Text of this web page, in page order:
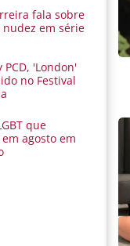
fala sobre
nudez em série
PCD, 'London'
no Festival
que
agosto em